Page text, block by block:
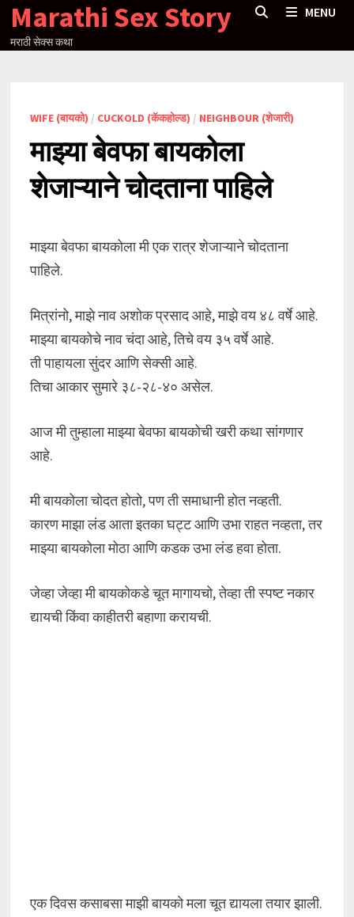
Skip
content
Marathi Sex Story
मराठी सेक्स कथा
MENU
WIFE (बायको) / CUCKOLD (कॅकहोल्ड) / NEIGHBOUR (शेजारी)
माझ्या बेवफा बायकोला
शेजाऱ्याने चोदताना पाहिले
माझ्या बेवफा बायकोला मी एक रात्र शेजाऱ्याने चोदताना
पाहिले.
मित्रांनो, माझे नाव अशोक प्रसाद आहे, माझे वय ४८ वर्षे आहे.
माझ्या बायकोचे नाव चंदा आहे, तिचे वय ३५ वर्षे आहे.
ती पाहायला सुंदर आणि सेक्सी आहे.
तिचा आकार सुमारे ३८-२८-४० असेल.
आज मी तुम्हाला माझ्या बेवफा बायकोची खरी कथा सांगणार
आहे.
मी बायकोला चोदत होतो, पण ती समाधानी होत नव्हती.
कारण माझा लंड आता इतका घट्ट आणि उभा राहत नव्हता, तर
माझ्या बायकोला मोठा आणि कडक उभा लंड हवा होता.
जेव्हा जेव्हा मी बायकोकडे चूत मागायचो, तेव्हा ती स्पष्ट नकार
द्यायची किंवा काहीतरी बहाणा करायची.
एक दिवस कसाबसा माझी बायको मला चूत द्यायला तयार झाली.